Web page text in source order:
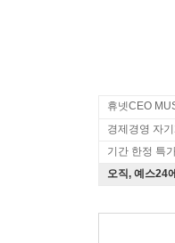
휴넷CEO
경제경영 자
기간 한정 특
오직, 예스24